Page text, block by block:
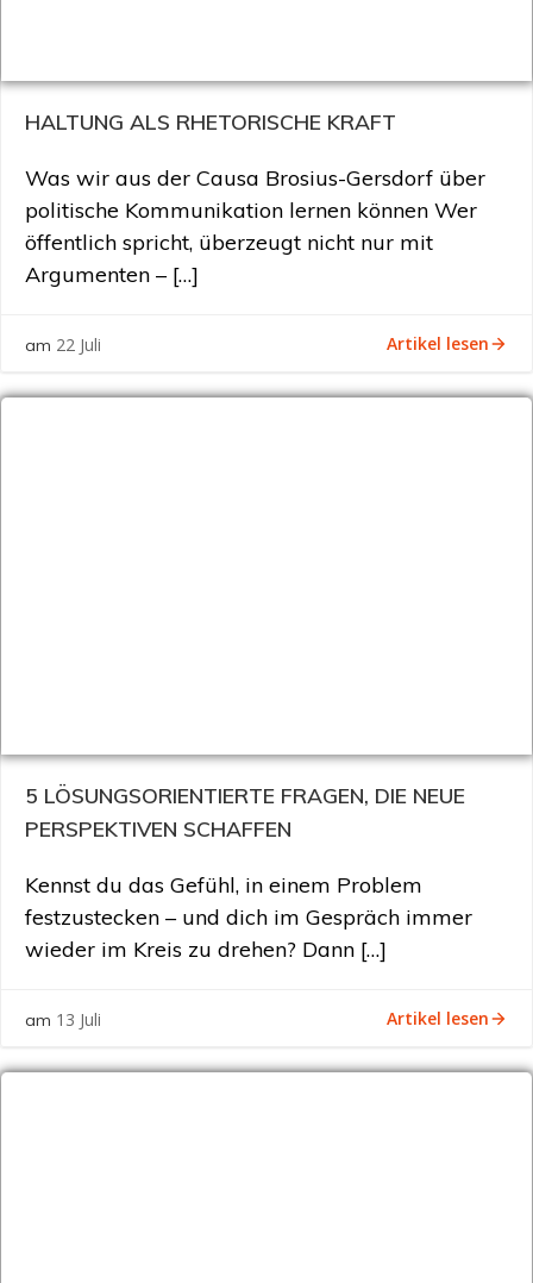
HALTUNG ALS RHETORISCHE KRAFT
Was wir aus der Causa Brosius-Gersdorf über
politische Kommunikation lernen können Wer
öffentlich spricht, überzeugt nicht nur mit
Argumenten – […]
am 22 Juli Artikel lesen
5 LÖSUNGSORIENTIERTE FRAGEN, DIE NEUE
PERSPEKTIVEN SCHAFFEN
Kennst du das Gefühl, in einem Problem
festzustecken – und dich im Gespräch immer
wieder im Kreis zu drehen? Dann […]
am 13 Juli Artikel lesen